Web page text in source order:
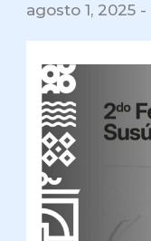
agosto 1, 2025 -